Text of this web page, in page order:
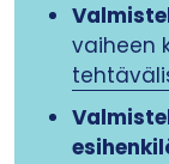
vaiheen